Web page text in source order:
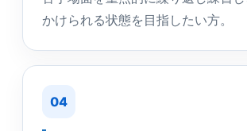
かけられる状態を目指したい方。
04